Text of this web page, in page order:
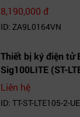
Két_ZA9L0164VN
8,190,000 đ
ID: ZA9L0164VN
Thiết bị ký điện tử
Sig100LITE (ST-
Liên hệ
ID: TT-ST-LTE105-2-